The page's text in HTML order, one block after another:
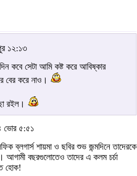
১২:১৩
কবে সেটা আমি কষ্ট করে আবিষ্কার
বের করে নাও।
রইল।
ভোর ৫:৫১
ব্লগার্স শায়মা ও ছবির শুভ জন্মদিনে তাদেরকে
আগামী বছরগুলোতেও তাদের এ কলম চর্চা
হোক!